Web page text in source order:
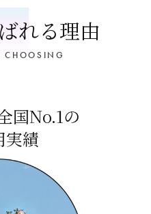
れる理由
CHOOSING
国No.1の
実績